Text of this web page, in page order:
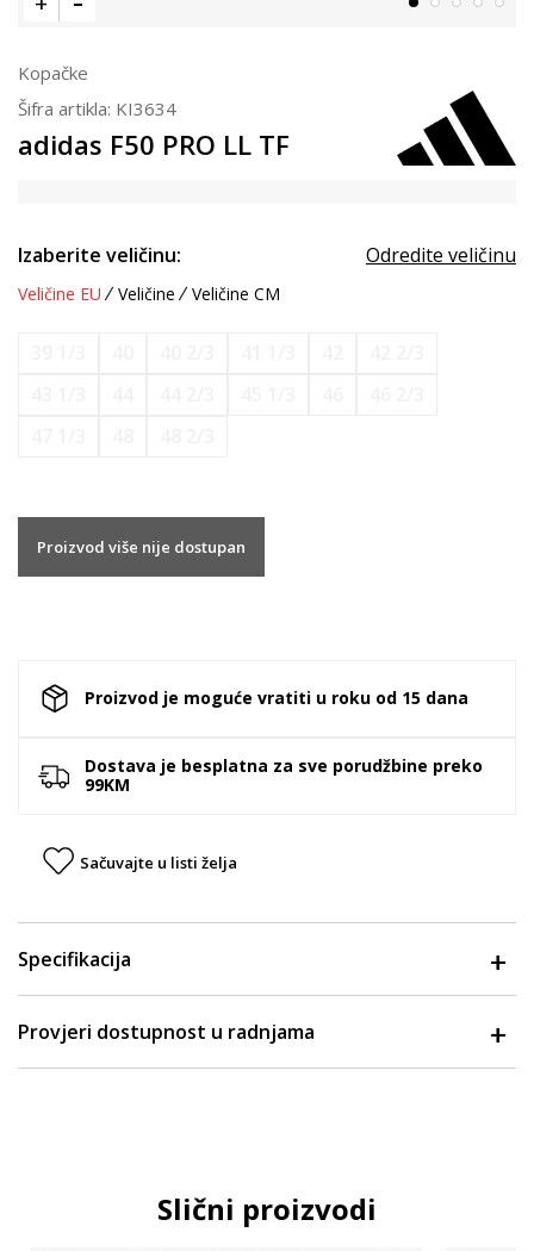
Kopačke
Šifra artikla: KI3634
adidas F50 PRO LL TF
Izaberite veličinu: Odredite veličinu
Veličine EU Veličine Veličine CM
Proizvod više nije dostupan
Proizvod je moguće vratiti u roku od 15 dana
Dostava je besplatna za sve porudžbine preko
99KM
Sačuvajte u listi želja
Specifikacija
Provjeri dostupnost u radnjama
Slični proizvodi